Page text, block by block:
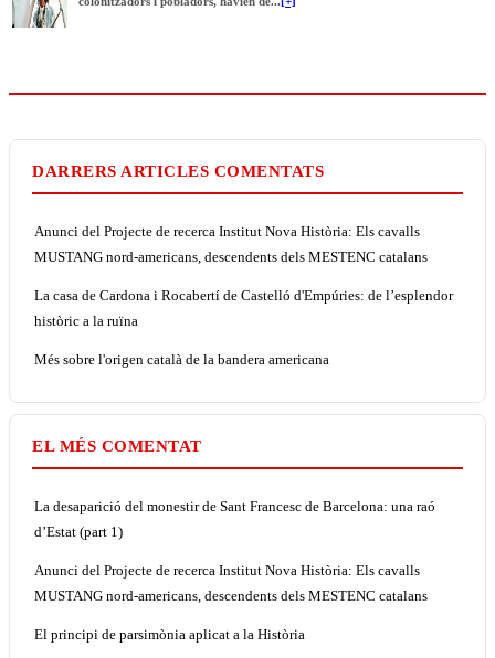
DARRERS ARTICLES COMENTATS
Anunci del Projecte de recerca Institut Nova Història: Els cavalls
MUSTANG nord-americans, descendents dels MESTENC catalans
La casa de Cardona i Rocabertí de Castelló d'Empúries: de l’esplendor
històric a la ruïna
Més sobre l'origen català de la bandera americana
EL MÉS COMENTAT
La desaparició del monestir de Sant Francesc de Barcelona: una raó
d’Estat (part 1)
Anunci del Projecte de recerca Institut Nova Història: Els cavalls
MUSTANG nord-americans, descendents dels MESTENC catalans
El principi de parsimònia aplicat a la Història